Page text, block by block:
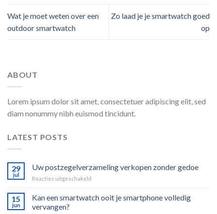
Wat je moet weten over een
outdoor smartwatch
Zo laad je je smartwatch goed
op
ABOUT
Lorem ipsum dolor sit amet, consectetuer adipiscing elit, sed
diam nonummy nibh euismod tincidunt.
LATEST POSTS
29
jul
Uw postzegelverzameling verkopen zonder gedoe
Reacties uitgeschakeld
postzegelverzameling
verkopen
15
jun
Kan een smartwatch ooit je smartphone volledig
vervangen?